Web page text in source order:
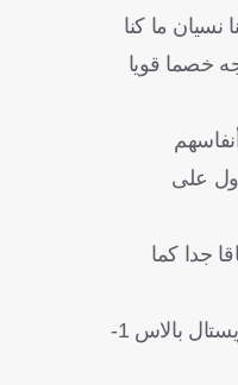
نسيان ما كنا
خصما قويا
على
سيكون الامتحان شاقا جدا كما
على غرار العملاق الملكي، يسعى ليفربول إلى استعادة التوازن بعد الهزيمة القاتلة التي تلقاها السبت في الدوري على يد مضيفه كريستال بالاس 1-